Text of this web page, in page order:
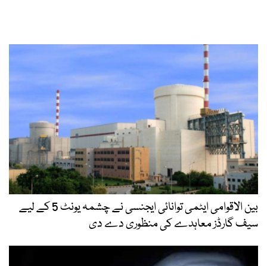
بین الاقوامی ایٹمی توانائی ایجنسی نے چشمہ یونٹ 5 کے لیے
سیف گارڈز معاہدے کی منظوری دے دی